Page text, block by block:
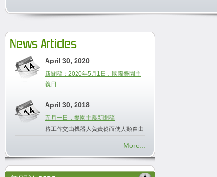
News Articles
April 30, 2020
新聞稿：2020年5月1日，國際樂園主
義日
April 30, 2018
五月一日，樂園主義新聞稿
將工作交由機器人負責從而使人類自由
More...